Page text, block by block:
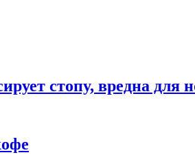
стопу, вредна для